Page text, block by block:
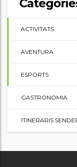
ACTIVITATS
AVENTURA
ESPORTS
GASTRONOMIA
ITINERARIS